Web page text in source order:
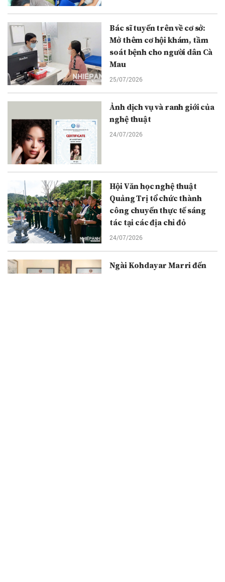
Bác sĩ tuyến trên về cơ sở:
Mở thêm cơ hội khám, tầm
soát bệnh cho người dân Cà
Mau
25/07/2026
Ảnh dịch vụ và ranh giới của
nghệ thuật
24/07/2026
Hội Văn học nghệ thuật
Quảng Trị tổ chức thành
công chuyến thực tế sáng
tác tại các địa chỉ đỏ
24/07/2026
Ngài Kohdayar Marri đến